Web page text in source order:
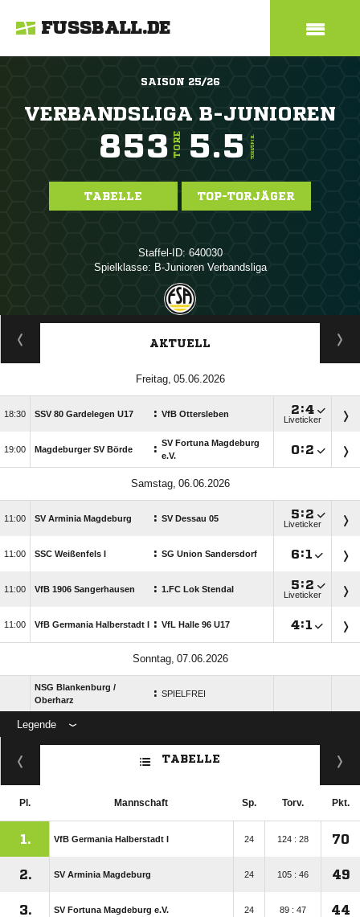
FUSSBALL.DE
SAISON 25/26
VERBANDSLIGA B-JUNIOREN
853 TORE 5.5 TORE/SPIEL
TABELLE TOP-TORJÄGER
Staffel-ID: 640030
Spielklasse: B-Junioren Verbandsliga
ANZEIGE
AKTUELL
 
 SSV 80 Gardelegen U17 : VfB Ottersleben :
Liveticker
 Magdeburger SV Börde : SV Fortuna Magdeburg
e.V.
:
 
 SV Arminia Magdeburg : SV Dessau 05 :
Liveticker
 SSC Weißenfels I : SG Union Sandersdorf :
 VfB 1906 Sangerhausen : 1.FC Lok Stendal :
Liveticker
 VfB Germania Halberstadt I : VfL Halle 96 U17 :
 
NSG Blankenburg /​
Oberharz
: SPIELFREI
Legende
ANZEIGE
TABELLE
Pl. Mannschaft Sp. Torv. Pkt.
1. VfB Germania Halberstadt I 24 124 : 28 70
2. SV Arminia Magdeburg 24 105 : 46 49
3. SV Fortuna Magdeburg e.V. 24 89 : 47 44